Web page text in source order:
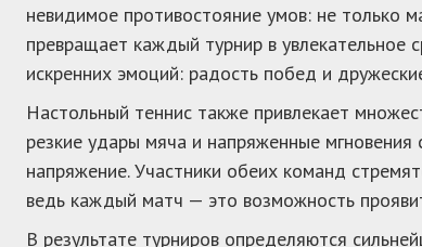
невидимое противостояние умов: не только
превращает каждый турнир в увлекательное
искренних эмоций: радость побед и
Настольный теннис также привлекает
резкие удары мяча и напряженные
напряжение. Участники обеих команд
ведь каждый матч — это возможность
В результате турниров определяются